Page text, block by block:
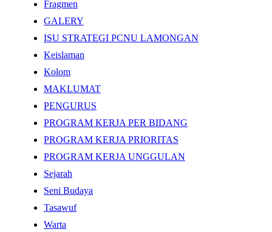
Fragmen
GALERY
ISU STRATEGI PCNU LAMONGAN
Keislaman
Kolom
MAKLUMAT
PENGURUS
PROGRAM KERJA PER BIDANG
PROGRAM KERJA PRIORITAS
PROGRAM KERJA UNGGULAN
Sejarah
Seni Budaya
Tasawuf
Warta